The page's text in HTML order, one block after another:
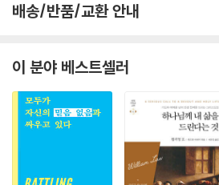
배송/반품/교환 안내
이 분야 베스트셀러